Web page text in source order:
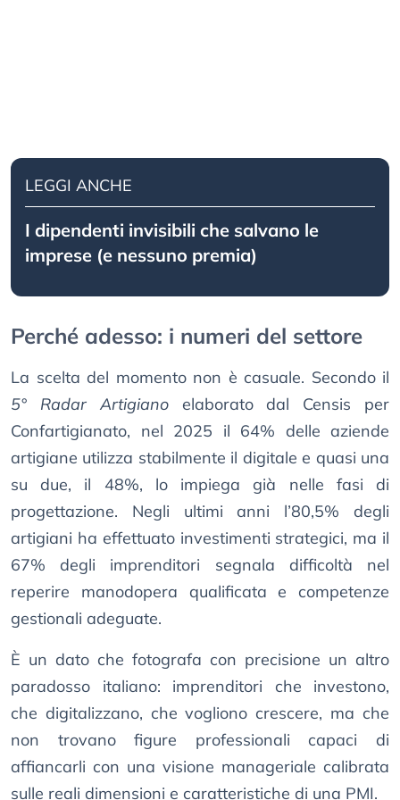
LEGGI ANCHE
I dipendenti invisibili che salvano le
imprese (e nessuno premia)
Perché adesso: i numeri del settore
La scelta del momento non è casuale. Secondo il
5° Radar Artigianoelaborato dal Censis per
Confartigianato, nel 2025 il 64% delle aziende
artigiane utilizza stabilmente il digitale e quasi una
su due, il 48%, lo impiega già nelle fasi di
progettazione. Negli ultimi anni l’80,5% degli
artigiani ha effettuato investimenti strategici, ma il
67% degli imprenditori segnala difficoltà nel
reperire manodopera qualificata e competenze
gestionali adeguate.
È un dato che fotografa con precisione un altro
paradosso italiano: imprenditori che investono,
che digitalizzano, che vogliono crescere, ma che
non trovano figure professionali capaci di
affiancarli con una visione manageriale calibrata
sulle reali dimensioni e caratteristiche di una PMI.